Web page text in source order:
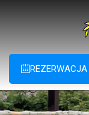
REZERWACJA